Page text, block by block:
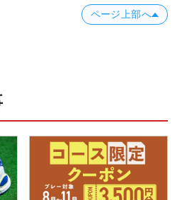
ページ上部へ